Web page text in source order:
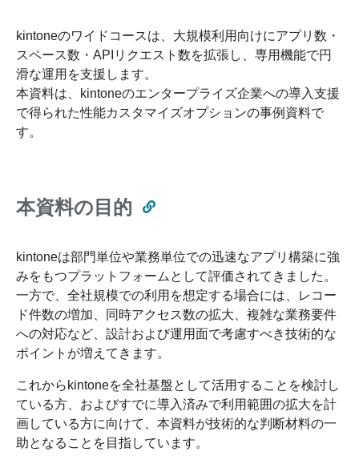
kintoneのワイドコースは、大規模利用向けにアプリ数・
スペース数・APIリクエスト数を拡張し、専用機能で円
滑な運用を支援します。
本資料は、kintoneのエンタープライズ企業への導入支援
で得られた性能カスタマイズオプションの事例資料で
す。
本資料の目的
kintoneは部門単位や業務単位での迅速なアプリ構築に強
みをもつプラットフォームとして評価されてきました。
一方で、全社規模での利用を想定する場合には、レコー
ド件数の増加、同時アクセス数の拡大、複雑な業務要件
への対応など、設計および運用面で考慮すべき技術的な
ポイントが増えてきます。
これからkintoneを全社基盤として活用することを検討し
ている方、およびすでに導入済みで利用範囲の拡大を計
画している方に向けて、本資料が技術的な判断材料の一
助となることを目指しています。